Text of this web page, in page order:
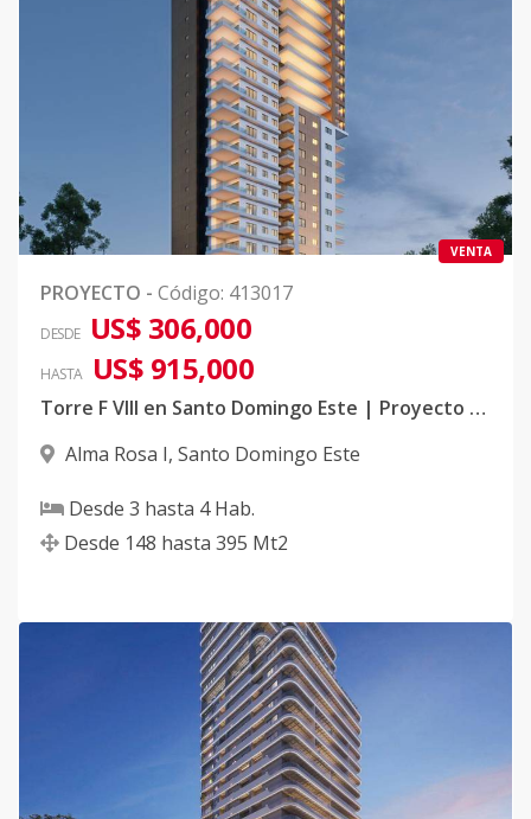
VENTA
PROYECTO - Código: 413017
DESDE US$ 306,000
HASTA US$ 915,000
Torre F VIII en Santo Domingo Este | Proyecto Residencial con Helipuerto y Penthouses de Lujo
Alma Rosa I, Santo Domingo Este
Desde 3 hasta 4Hab.
Desde 148 hasta 395 Mt2